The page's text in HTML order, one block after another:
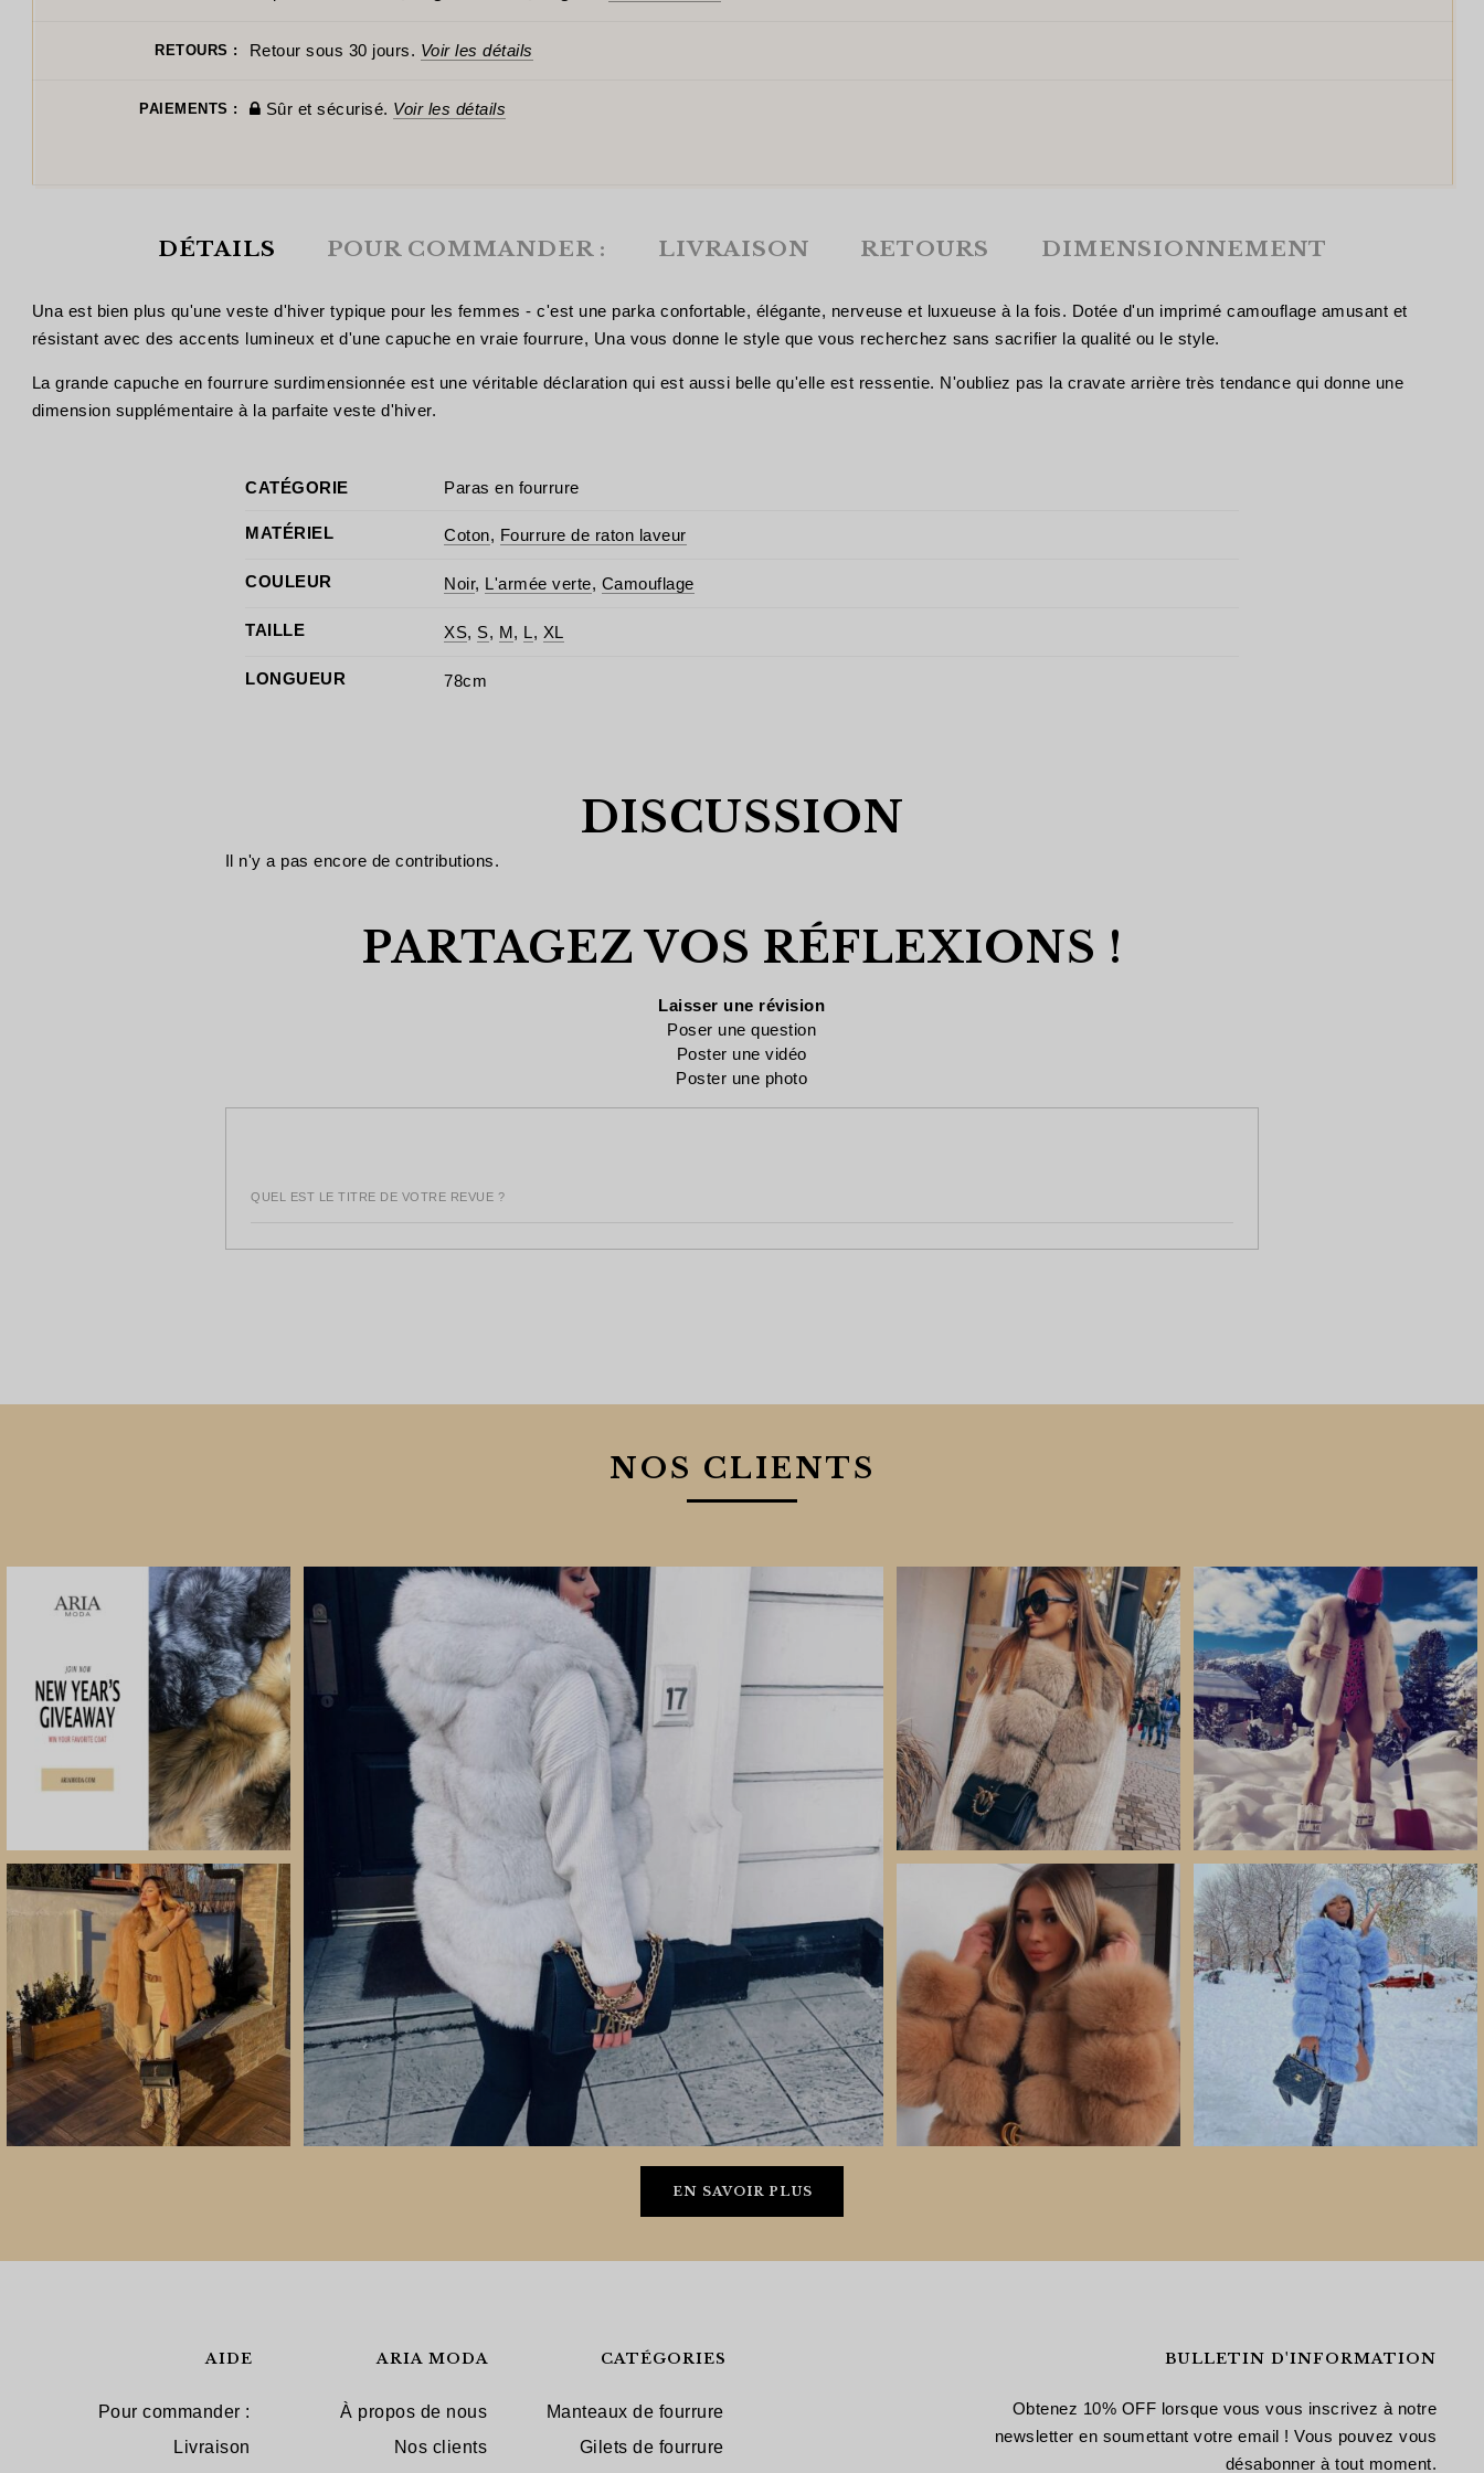
RETOURS : Retour sous 30 jours. Voir les détails
PAIEMENTS : Sûr et sécurisé. Voir les détails
DÉTAILS POUR COMMANDER : LIVRAISON RETOURS DIMENSIONNEMENT
Una est bien plus qu'une veste d'hiver typique pour les femmes - c'est une parka confortable, élégante, nerveuse et luxueuse à la fois. Dotée d'un imprimé camouflage amusant et
résistant avec des accents lumineux et d'une capuche en vraie fourrure, Una vous donne le style que vous recherchez sans sacrifier la qualité ou le style.
La grande capuche en fourrure surdimensionnée est une véritable déclaration qui est aussi belle qu'elle est ressentie. N'oubliez pas la cravate arrière très tendance qui donne une
dimension supplémentaire à la parfaite veste d'hiver.
CATÉGORIE Paras en fourrure
MATÉRIEL Coton, Fourrure de raton laveur
COULEUR Noir, L'armée verte, Camouflage
TAILLE XS, S, M, L, XL
LONGUEUR 78cm
DISCUSSION
Il n'y a pas encore de contributions.
PARTAGEZ VOS RÉFLEXIONS !
Laisser une révision
Poser une question
Poster une vidéo
Poster une photo
QUEL EST LE TITRE DE VOTRE REVUE ?
NOS CLIENTS
EN SAVOIR PLUS
AIDE
Pour commander :
Livraison
ARIA MODA
À propos de nous
Nos clients
CATÉGORIES
Manteaux de fourrure
Gilets de fourrure
BULLETIN D'INFORMATION
Obtenez 10% OFF lorsque vous vous inscrivez à notre
newsletter en soumettant votre email ! Vous pouvez vous
désabonner à tout moment.